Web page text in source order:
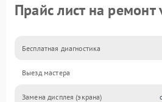
Прайс лист на ремонт
Бесплатная диагностика
Выезд мастера
Замена дисплея (экрана)